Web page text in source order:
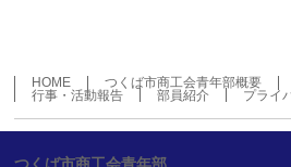
HOME つくば市商工会青年部概要
行事・活動報告
部員紹介 プライ
つくば市商工会青年部